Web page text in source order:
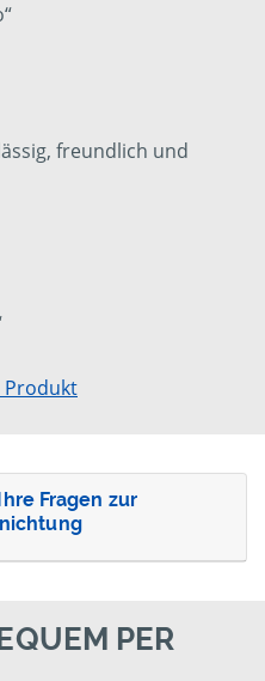
freundlich und
Produkt
Fragen zur
PER